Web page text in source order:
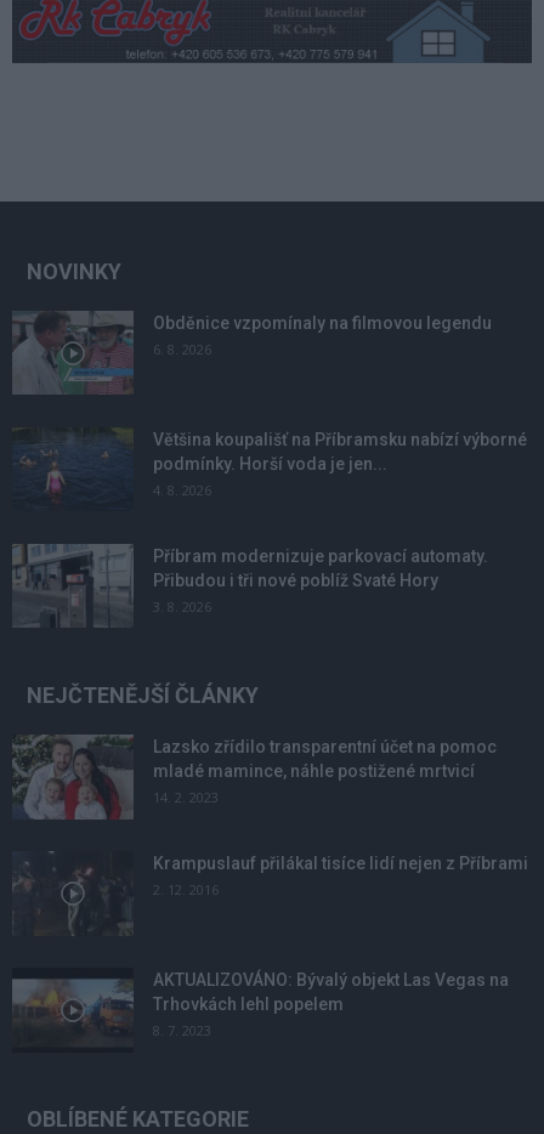
NOVINKY
Obděnice vzpomínaly na filmovou legendu
6. 8. 2026
Většina koupališť na Příbramsku nabízí výborné
podmínky. Horší voda je jen...
4. 8. 2026
Příbram modernizuje parkovací automaty.
Přibudou i tři nové poblíž Svaté Hory
3. 8. 2026
NEJČTENĚJŠÍ ČLÁNKY
Lazsko zřídilo transparentní účet na pomoc
mladé mamince, náhle postižené mrtvicí
14. 2. 2023
Krampuslauf přilákal tisíce lidí nejen z Příbrami
2. 12. 2016
AKTUALIZOVÁNO: Bývalý objekt Las Vegas na
Trhovkách lehl popelem
8. 7. 2023
OBLÍBENÉ KATEGORIE